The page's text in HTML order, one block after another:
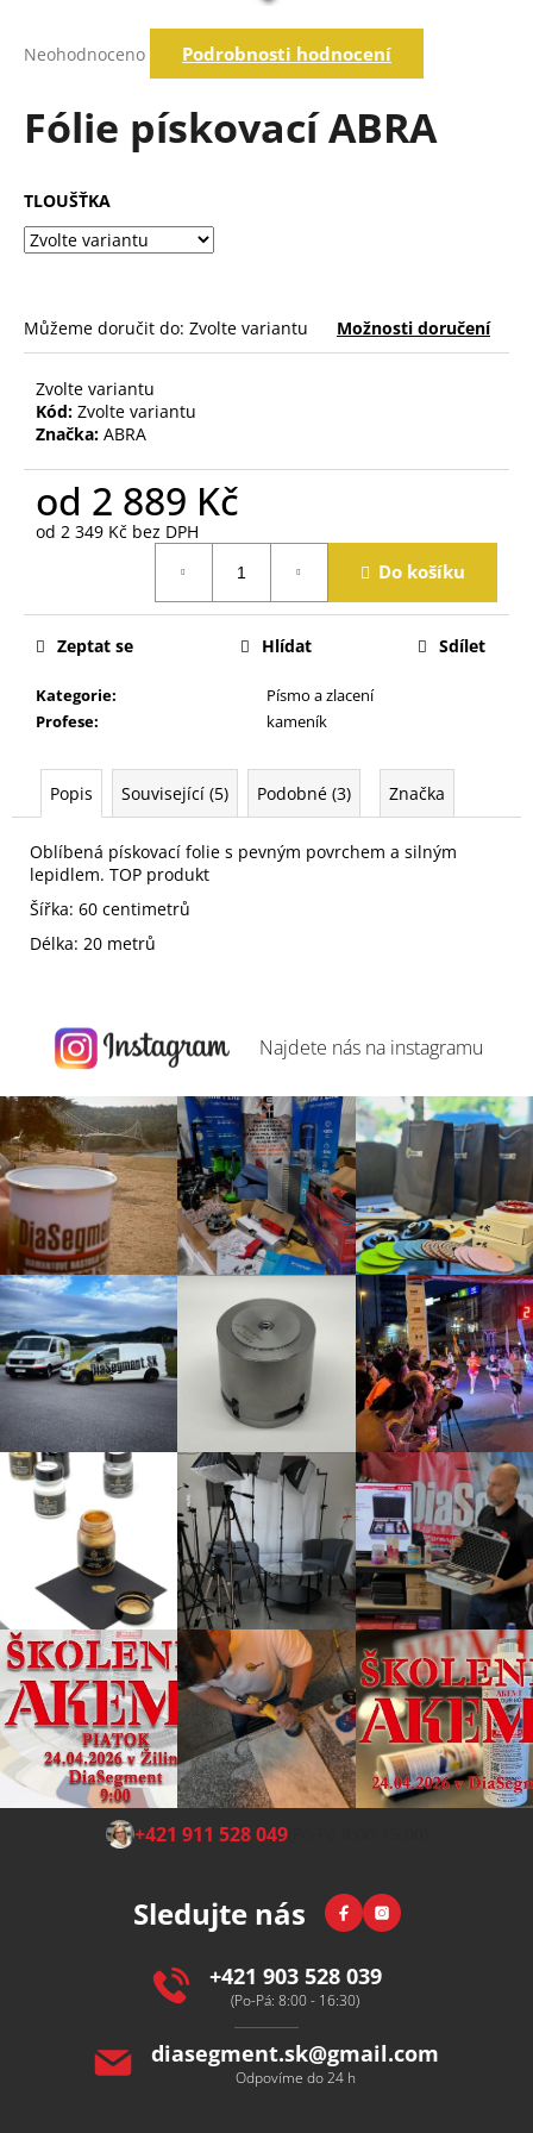
hodnocení
0,0
hvězdiček.
Neohodnoceno Podrobnosti hodnocení
Fólie pískovací ABRA
TLOUŠŤKA
Můžeme doručit do: Zvolte variantu Možnosti doručení
Zvolte variantu
Kód: Zvolte variantu
Značka: ABRA
od 2 889 Kč
od 2 349 Kč bez DPH
Do košíku
Kategorie:
Písmo a zlacení
Profese: kameník
Zeptat se Hlídat Sdílet
Popis Související (5) Podobné (3) Značka
Oblíbená pískovací folie s pevným povrchem a silným
lepidlem. TOP produkt
Šířka: 60 centimetrů
Délka: 20 metrů
j
t
?
Hledat
D
o
p
o
u
u
e
Najdete nás na instagramu
Z +421 911 528 049(Po-Pá 8:00-15:00)
Sledujte nás FacebookInstagram
+421 903 528 039
(Po-Pá: 8:00 - 16:30)
diasegment.sk@gmail.com
Odpovíme do 24 h